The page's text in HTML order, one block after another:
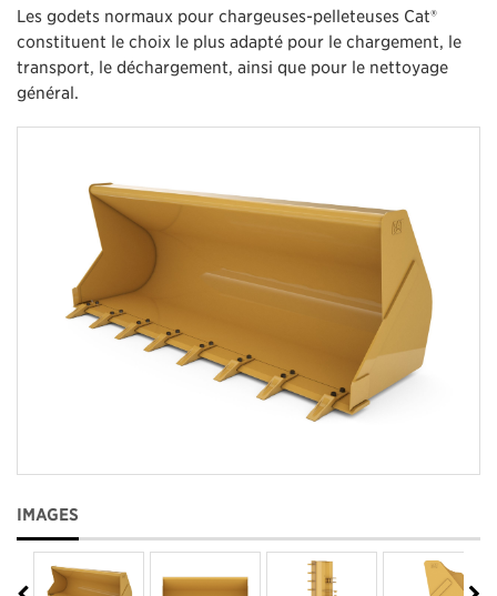
Les godets normaux pour chargeuses-pelleteuses Cat®
constituent le choix le plus adapté pour le chargement, le
transport, le déchargement, ainsi que pour le nettoyage
général.
IMAGES